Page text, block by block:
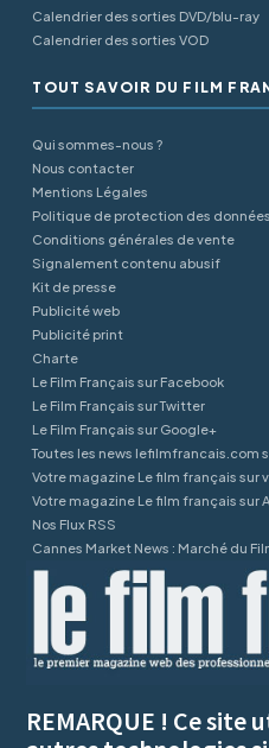
Calendrier des sorties DVD/blu-ray
Calendrier des sorties VOD
TOUT SAVOIR DU FILM
Qui sommes-nous ?
Nous contacter
Mentions Légales
Politique de protection des
Conditions générales de vente
Signalement contenu abusif
Kit de presse
Publicité web
Publicité print
Charte
Le Film Français sur Facebook
Le Film Français sur Twitter
Le Film Français sur Google+
Toutes les news lefilmfrancais.com
Votre magazine Le film français sur
Votre magazine Le film français sur
Nos Flux RSS
Cannes Market News : Marché du
REMARQUE ! Ce site